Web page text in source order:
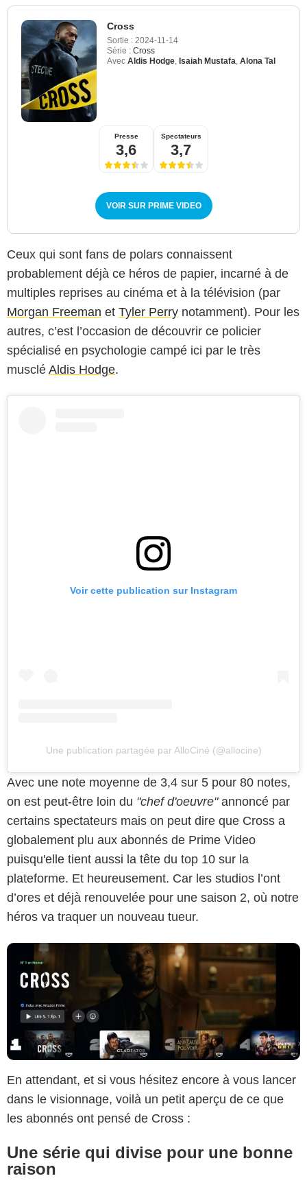
Cross
Sortie : 2024-11-14
Série : Cross
Avec Aldis Hodge Isaiah Mustafa Alona Tal
Presse
3,6
Spectateurs
3,7
VOIR SUR PRIME VIDEO
Ceux qui sont fans de polars connaissent
probablement déjà ce héros de papier, incarné à de
multiples reprises au cinéma et à la télévision (par
Morgan Freeman et Tyler Perry notamment). Pour les
autres, c’est l’occasion de découvrir ce policier
spécialisé en psychologie campé ici par le très
musclé Aldis Hodge.
Voir cette publication sur Instagram
Une publication partagée par AlloCiné (@allocine)
Avec une note moyenne de 3,4 sur 5 pour 80 notes,
on est peut-être loin du "chef d'oeuvre" annoncé par
certains spectateurs mais on peut dire que Cross a
globalement plu aux abonnés de Prime Video
puisqu'elle tient aussi la tête du top 10 sur la
plateforme. Et heureusement. Car les studios l’ont
d’ores et déjà renouvelée pour une saison 2, où notre
héros va traquer un nouveau tueur.
En attendant, et si vous hésitez encore à vous lancer
dans le visionnage, voilà un petit aperçu de ce que
les abonnés ont pensé de Cross :
Une série qui divise pour une bonne
raison